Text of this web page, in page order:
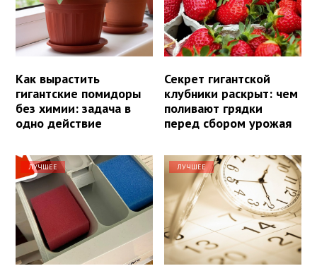
Как вырастить
гигантские помидоры
без химии: задача в
одно действие
Секрет гигантской
клубники раскрыт: чем
поливают грядки
перед сбором урожая
ЛУЧШЕЕ ЛУЧШЕЕ